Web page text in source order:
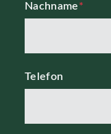
Nachname*
Telefon